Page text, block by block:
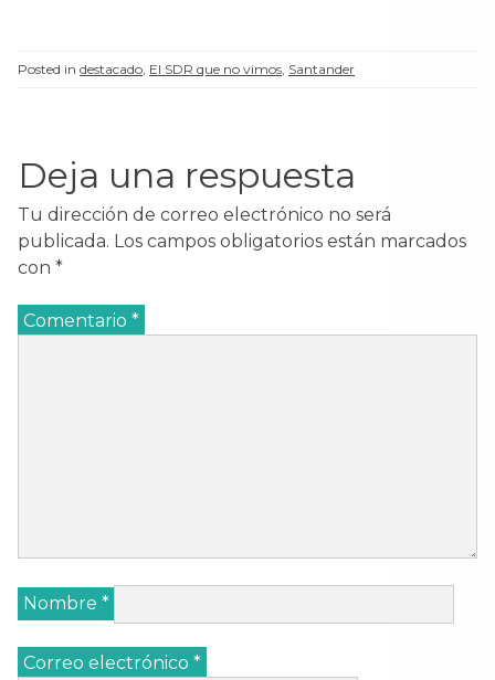
Posted in destacado, El SDR que no vimos, Santander
Deja una respuesta
Tu dirección de correo electrónico no será
publicada. Los campos obligatorios están marcados
con *
Comentario *
Nombre *
Correo electrónico *